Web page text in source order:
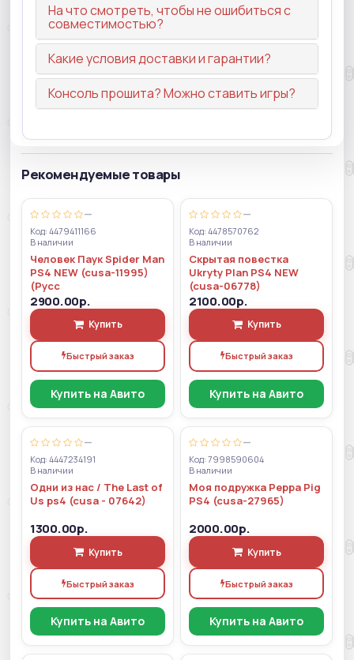
На что смотреть, чтобы не ошибиться с
совместимостью?
Какие условия доставки и гарантии?
Консоль прошита? Можно ставить игры?
Рекомендуемые товары
—
Код: 4479411166
В наличии
Человек Паук Spider Man
PS4 NEW (cusa-11995)
(Русс
2900.00р.
Купить
Быстрый заказ
Купить на Авито
—
Код: 4478570762
В наличии
Скрытая повестка
Ukryty Plan PS4 NEW
(cusa-06778)
2100.00р.
Купить
Быстрый заказ
Купить на Авито
—
Код: 4447234191
В наличии
Одни из нас / The Last of
Us ps4 (cusa - 07642)
1300.00р.
Купить
Быстрый заказ
Купить на Авито
—
Код: 7998590604
В наличии
Моя подружка Peppa Pig
PS4 (cusa-27965)
2000.00р.
Купить
Быстрый заказ
Купить на Авито